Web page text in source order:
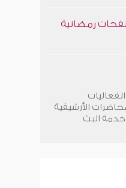
رمضانية
الأرشيفية
البث